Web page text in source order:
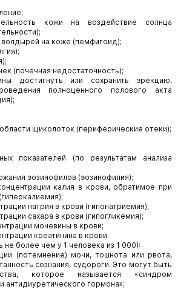
кожи на воздействие солнца
на коже (пемфигоид);
(почечная недостаточность);
достигнуть или сохранить эрекцию,
полноценного полового акта
щиколоток (периферические отеки);
показателей (по результатам анализа
эозинофилов (эозинофилия);
калия в крови, обратимое при
натрия в крови (гипонатриемия);
сахара в крови (гипогликемия);
мочевины в крови;
креатинина в крови.
не более чем у 1 человека из 1 000):
(потемнение) мочи, тошнота или рвота,
сознания, судороги. Это могут быть
которое называется «синдром
антидиуретического гормона»;